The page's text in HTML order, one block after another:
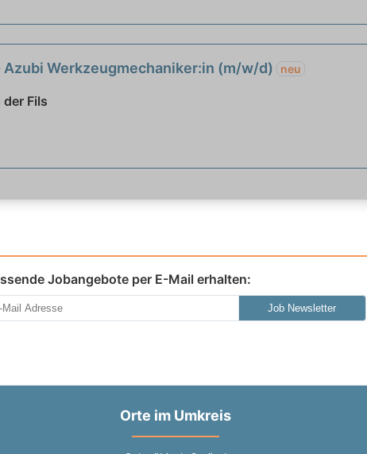
Werkzeugmechaniker:in (m/w/d) neu
Fils
Jobangebote per E-Mail erhalten:
Job Newsletter
Orte im Umkreis